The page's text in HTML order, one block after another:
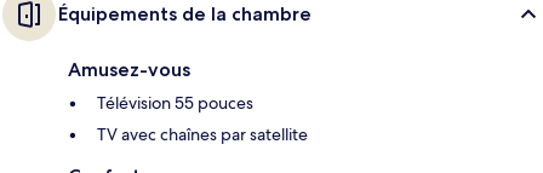
Équipements de la chambre
Amusez-vous
Télévision 55 pouces
TV avec chaînes par satellite